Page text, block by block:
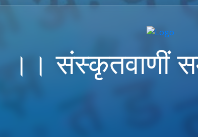
।। संस्कृतवाणीं